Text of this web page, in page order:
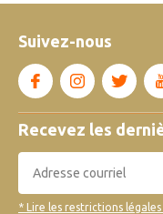
Suivez-nous
Recevez les
* Lire les restrictions légales